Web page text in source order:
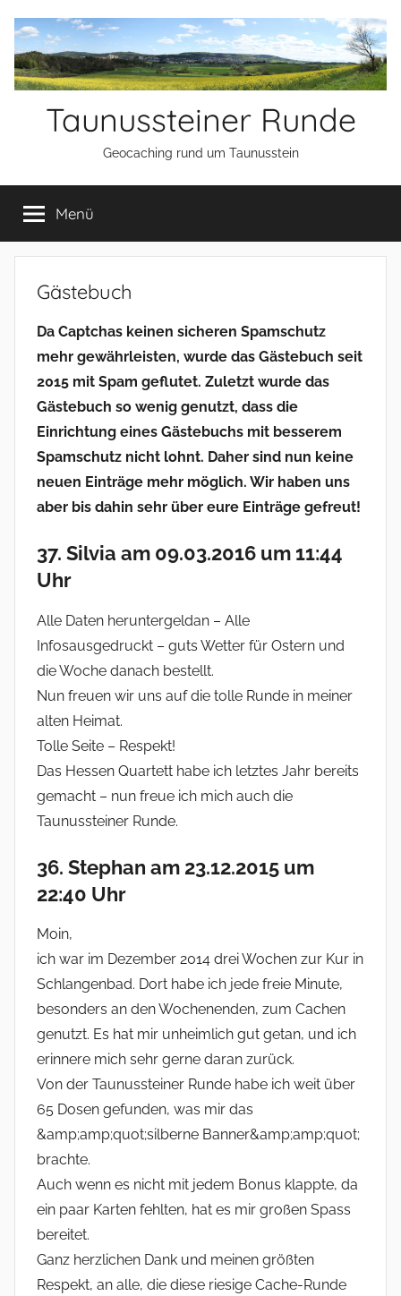
Inhalt
springen
Taunussteiner Runde
Geocaching rund um Taunusstein
Menü
Gästebuch
Da Captchas keinen sicheren Spamschutz
mehr gewährleisten, wurde das Gästebuch seit
2015 mit Spam geflutet. Zuletzt wurde das
Gästebuch so wenig genutzt, dass die
Einrichtung eines Gästebuchs mit besserem
Spamschutz nicht lohnt. Daher sind nun keine
neuen Einträge mehr möglich. Wir haben uns
aber bis dahin sehr über eure Einträge gefreut!
37. Silvia am 09.03.2016 um 11:44
Uhr
Alle Daten heruntergeldan – Alle
Infosausgedruckt – guts Wetter für Ostern und
die Woche danach bestellt.
Nun freuen wir uns auf die tolle Runde in meiner
alten Heimat.
Tolle Seite – Respekt!
Das Hessen Quartett habe ich letztes Jahr bereits
gemacht – nun freue ich mich auch die
Taunussteiner Runde.
36. Stephan am 23.12.2015 um
22:40 Uhr
Moin,
ich war im Dezember 2014 drei Wochen zur Kur in
Schlangenbad. Dort habe ich jede freie Minute,
besonders an den Wochenenden, zum Cachen
genutzt. Es hat mir unheimlich gut getan, und ich
erinnere mich sehr gerne daran zurück.
Von der Taunussteiner Runde habe ich weit über
65 Dosen gefunden, was mir das
&amp;amp;quot;silberne Banner&amp;amp;quot;
brachte.
Auch wenn es nicht mit jedem Bonus klappte, da
ein paar Karten fehlten, hat es mir großen Spass
bereitet.
Ganz herzlichen Dank und meinen größten
Respekt, an alle, die diese riesige Cache-Runde